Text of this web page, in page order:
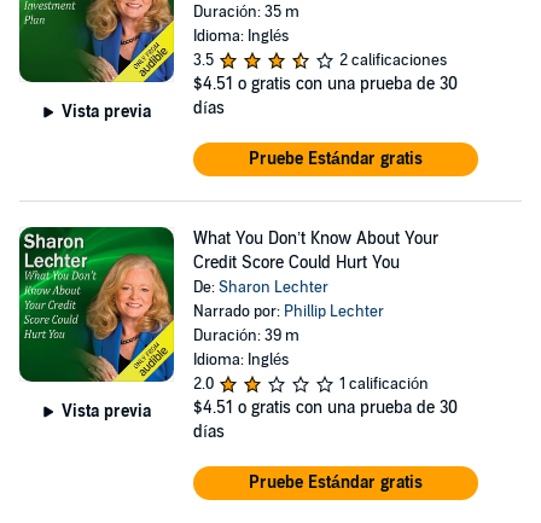
Vista previa
Duración: 35 m
Idioma: Inglés
3.5
2 calificaciones
$4.51 o gratis con una prueba de 30
días
Pruebe Estándar gratis
Vista previa
What You Don’t Know About Your
Credit Score Could Hurt You
De:Sharon Lechter
Narrado por: Phillip Lechter
Duración: 39 m
Idioma: Inglés
2.0
1 calificación
$4.51 o gratis con una prueba de 30
días
Pruebe Estándar gratis